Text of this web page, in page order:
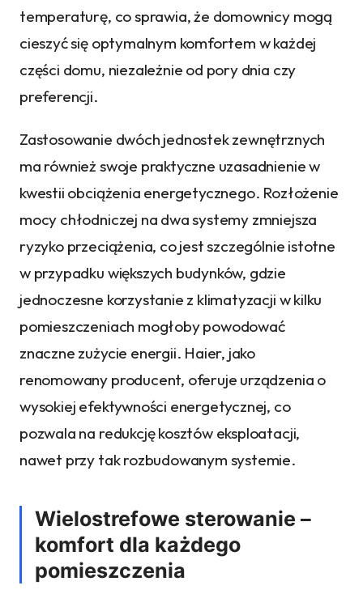
temperaturę, co sprawia, że domownicy mogą
cieszyć się optymalnym komfortem w każdej
części domu, niezależnie od pory dnia czy
preferencji.
Zastosowanie dwóch jednostek zewnętrznych
ma również swoje praktyczne uzasadnienie w
kwestii obciążenia energetycznego. Rozłożenie
mocy chłodniczej na dwa systemy zmniejsza
ryzyko przeciążenia, co jest szczególnie istotne
w przypadku większych budynków, gdzie
jednoczesne korzystanie z klimatyzacji w kilku
pomieszczeniach mogłoby powodować
znaczne zużycie energii. Haier, jako
renomowany producent, oferuje urządzenia o
wysokiej efektywności energetycznej, co
pozwala na redukcję kosztów eksploatacji,
nawet przy tak rozbudowanym systemie.
Wielostrefowe sterowanie –
komfort dla każdego
pomieszczenia